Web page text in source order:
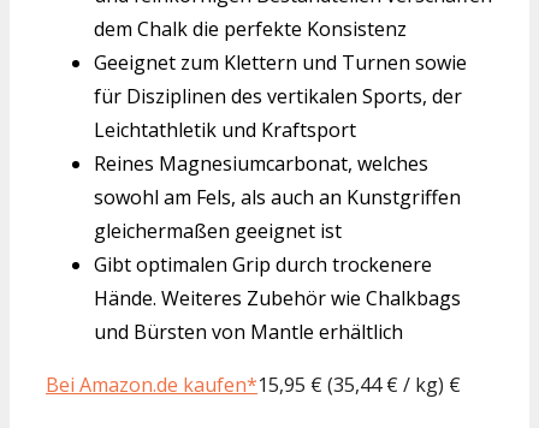
dem Chalk die perfekte Konsistenz
Geeignet zum Klettern und Turnen sowie
für Disziplinen des vertikalen Sports, der
Leichtathletik und Kraftsport
Reines Magnesiumcarbonat, welches
sowohl am Fels, als auch an Kunstgriffen
gleichermaßen geeignet ist
Gibt optimalen Grip durch trockenere
Hände. Weiteres Zubehör wie Chalkbags
und Bürsten von Mantle erhältlich
Bei Amazon.de kaufen*15,95 € (35,44 € / kg) €